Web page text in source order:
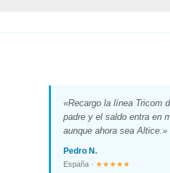
«Recargo la línea Tricom
padre y el saldo entra en
aunque ahora sea Altice.»
Pedro N.
España · ★★★★★